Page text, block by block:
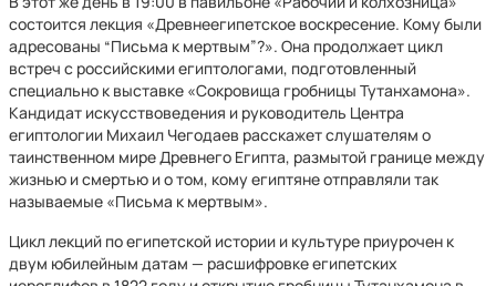
состоится лекция «Древнеегипетское воскресение. Кому были
адресованы “Письма к мертвым”?». Она продолжает цикл
встреч с российскими египтологами, подготовленный
специально к выставке «Сокровища гробницы Тутанхамона».
Кандидат искусствоведения и руководитель Центра
египтологии Михаил Чегодаев расскажет слушателям о
таинственном мире Древнего Египта, размытой границе между
жизнью и смертью и о том, кому египтяне отправляли так
называемые «Письма к мертвым».
Цикл лекций по египетской истории и культуре приурочен к
двум юбилейным датам — расшифровке египетских